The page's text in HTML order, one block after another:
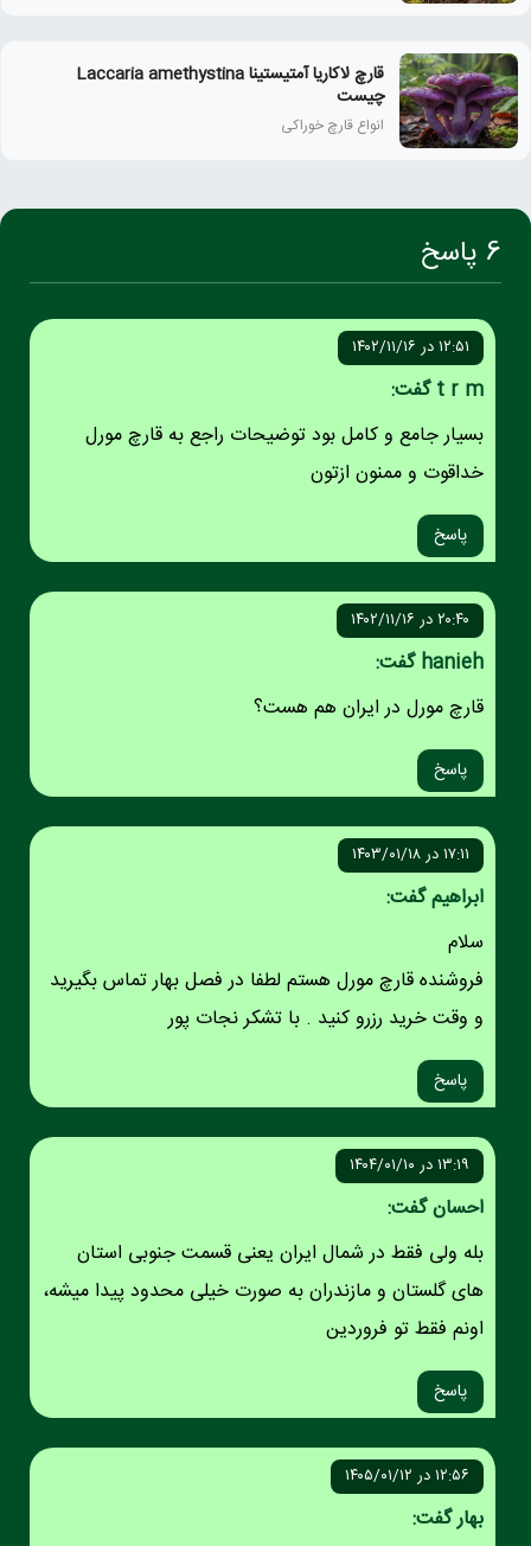
قارچ لاکاریا آمتیستینا Laccaria amethystina
چیست
انواع قارچ خوراکی
6 پاسخ
۱۲:۵۱ در ۱۴۰۲/۱۱/۱۶
t r m گفت:
بسیار جامع و کامل بود توضیحات راجع به قارچ مورل
خداقوت و ممنون ازتون
پاسخ
۲۰:۴۰ در ۱۴۰۲/۱۱/۱۶
hanieh گفت:
قارچ مورل در ایران هم هست؟
پاسخ
۱۷:۱۱ در ۱۴۰۳/۰۱/۱۸
ابراهیم گفت:
سلام
فروشنده قارچ مورل هستم لطفا در فصل بهار تماس بگیرید
و وقت خرید رزرو کنید . با تشکر نجات پور
پاسخ
۱۳:۱۹ در ۱۴۰۴/۰۱/۱۰
احسان گفت:
بله ولی فقط در شمال ایران یعنی قسمت جنوبی استان
های گلستان و مازندران به صورت خیلی محدود پیدا میشه،
اونم فقط تو فروردین
پاسخ
۱۲:۵۶ در ۱۴۰۵/۰۱/۱۲
بهار گفت: